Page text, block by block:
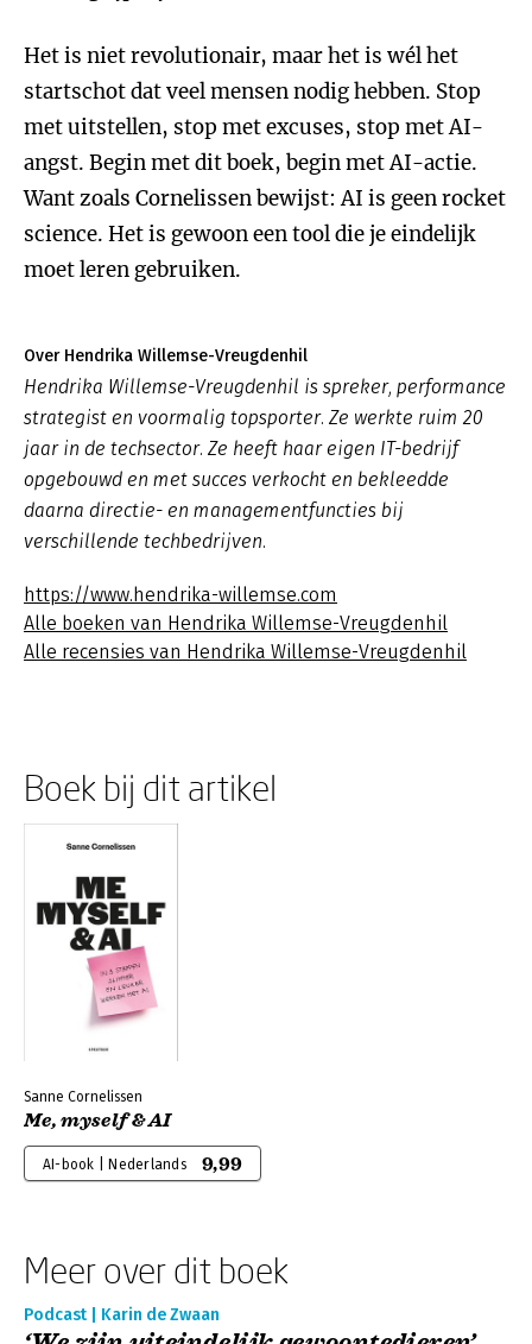
Het is niet revolutionair, maar het is wél het
startschot dat veel mensen nodig hebben. Stop
met uitstellen, stop met excuses, stop met AI-
angst. Begin met dit boek, begin met AI-actie.
Want zoals Cornelissen bewijst: AI is geen rocket
science. Het is gewoon een tool die je eindelijk
moet leren gebruiken.
Over Hendrika Willemse-Vreugdenhil
Hendrika Willemse-Vreugdenhil is spreker, performance
strategist en voormalig topsporter. Ze werkte ruim 20
jaar in de techsector. Ze heeft haar eigen IT-bedrijf
opgebouwd en met succes verkocht en bekleedde
daarna directie- en managementfuncties bij
verschillende techbedrijven.
https://www.hendrika-willemse.com
Alle boeken van Hendrika Willemse-Vreugdenhil
Alle recensies van Hendrika Willemse-Vreugdenhil
Boek bij dit artikel
Sanne Cornelissen
Me, myself & AI
AI-book | Nederlands 9,99
Meer over dit boek
Podcast | Karin de Zwaan